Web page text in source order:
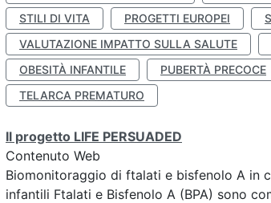
STILI DI VITA
PROGETTI EUROPEI
VALUTAZIONE IMPATTO SULLA SALUTE
OBESITÀ INFANTILE
PUBERTÀ PRECOCE
TELARCA PREMATURO
Il progetto LIFE PERSUADED
Contenuto Web
Biomonitoraggio di ftalati e bisfenolo A in
infantili Ftalati e Bisfenolo A (BPA) sono